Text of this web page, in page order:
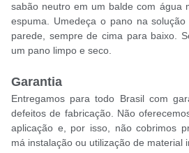
sabão neutro em um balde com água
espuma. Umedeça o pano na
parede, sempre de cima para baixo.
um pano limpo e seco.
Garantia
Entregamos para todo Brasil com
defeitos de fabricação. Não
aplicação e, por isso, não cobrimos
má instalação ou utilização de material